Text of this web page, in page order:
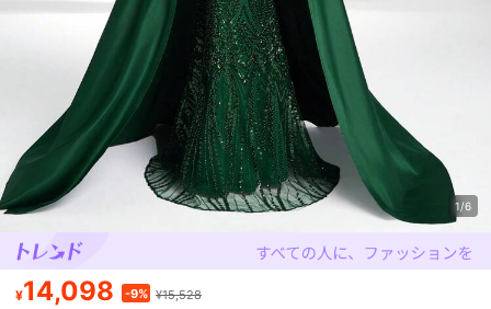
1/6
¥14,098 -9% ¥15,528